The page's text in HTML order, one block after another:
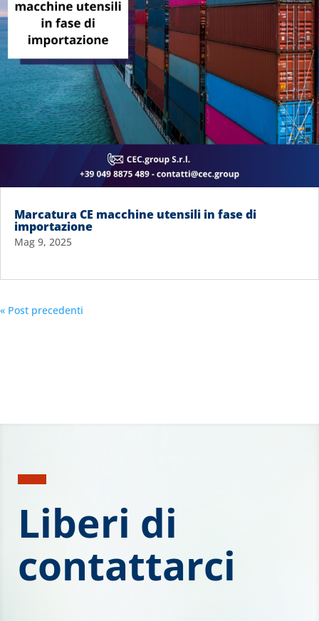
Marcatura CE macchine utensili in fase di
importazione
Mag 9, 2025
« Post precedenti
Liberi di
contattarci